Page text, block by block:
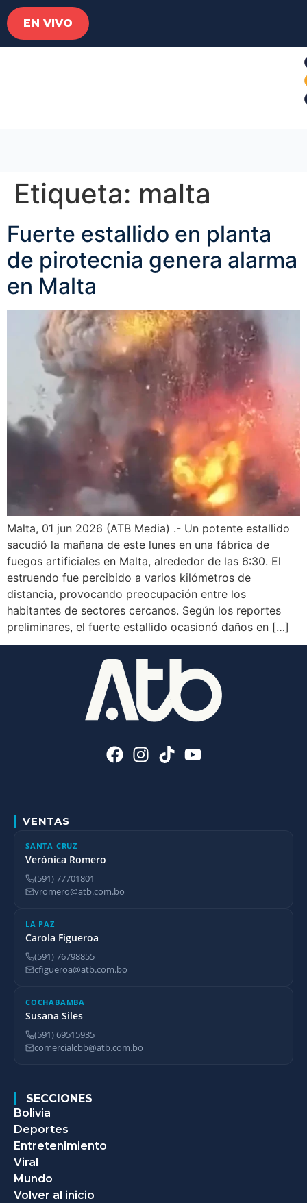
EN VIVO
Etiqueta: malta
Fuerte estallido en planta
de pirotecnia genera alarma
en Malta
Malta, 01 jun 2026 (ATB Media) .- Un potente estallido
sacudió la mañana de este lunes en una fábrica de
fuegos artificiales en Malta, alrededor de las 6:30. El
estruendo fue percibido a varios kilómetros de
distancia, provocando preocupación entre los
habitantes de sectores cercanos. Según los reportes
preliminares, el fuerte estallido ocasionó daños en […]
VENTAS
SANTA CRUZ
Verónica Romero
(591) 77701801
vromero@atb.com.bo
LA PAZ
Carola Figueroa
(591) 76798855
cfigueroa@atb.com.bo
COCHABAMBA
Susana Siles
(591) 69515935
comercialcbb@atb.com.bo
SECCIONES
Bolivia
Deportes
Entretenimiento
Viral
Mundo
Volver al inicio